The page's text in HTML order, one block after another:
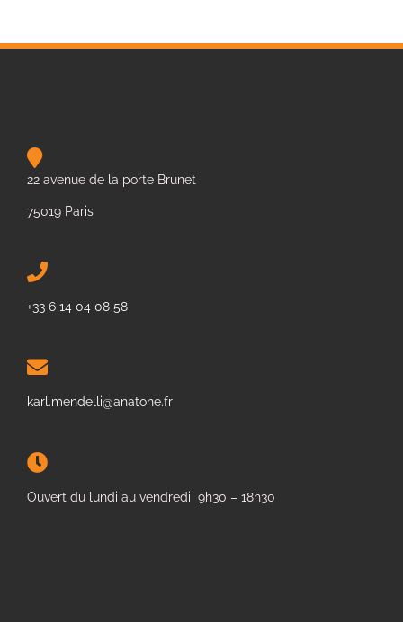
22 avenue de la porte Brunet
75019 Paris
+33 6 14 04 08 58
karl.mendelli@anatone.fr
Ouvert du lundi au vendredi 9h30 – 18h30